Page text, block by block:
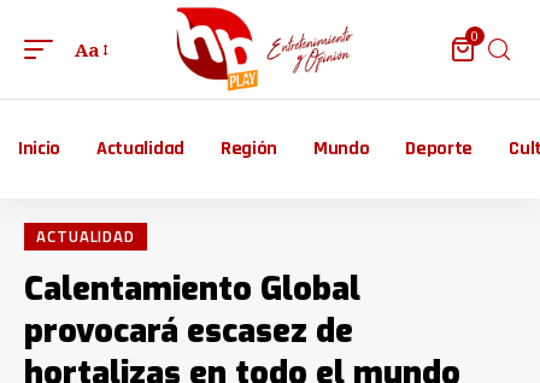
Aa
0
Inicio Actualidad Región Mundo Deporte
ACTUALIDAD
Calentamiento Global
provocará escasez de
hortalizas en todo el mundo